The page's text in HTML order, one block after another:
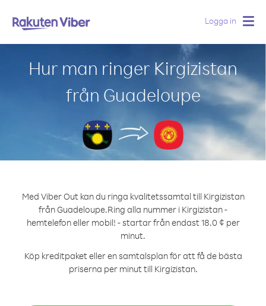
Logga in
Hur man ringer Kirgizistan
från Guadeloupe
Med Viber Out kan du ringa kvalitetssamtal till Kirgizistan
från Guadeloupe.Ring alla nummer i Kirgizistan -
hemtelefon eller mobil! - startar från endast 18.0 ¢ per
minut.
Köp kreditpaket eller en samtalsplan för att få de bästa
priserna per minut till Kirgizistan.